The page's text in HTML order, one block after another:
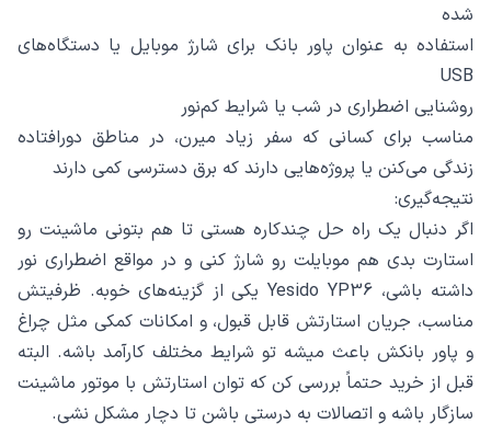
شده
استفاده به عنوان پاور بانک برای شارژ موبایل یا دستگاه‌های
USB
روشنایی اضطراری در شب یا شرایط کم‌نور
مناسب برای کسانی که سفر زیاد میرن، در مناطق دورافتاده
زندگی می‌کنن یا پروژه‌هایی دارند که برق دسترسی کمی دارند
نتیجه‌گیری:
اگر دنبال یک راه حل چندکاره هستی تا هم بتونی ماشینت رو
استارت بدی هم موبایلت رو شارژ کنی و در مواقع اضطراری نور
داشته باشی، Yesido YP36 یکی از گزینه‌های خوبه. ظرفیتش
مناسب، جریان استارتش قابل قبول، و امکانات کمکی مثل چراغ
و پاور بانکش باعث میشه تو شرایط مختلف کارآمد باشه. البته
قبل از خرید حتماً بررسی کن که توان استارتش با موتور ماشینت
سازگار باشه و اتصالات به درستی باشن تا دچار مشکل نشی.